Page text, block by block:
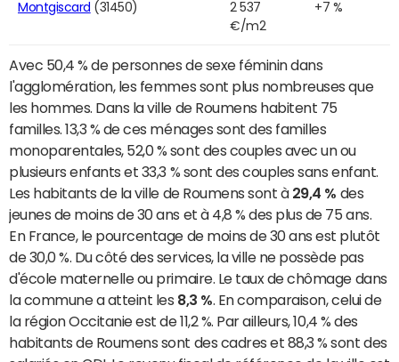
Montgiscard (31450)
2 537
€/m2
+7 %
Avec 50,4 % de personnes de sexe féminin dans
l'agglomération, les femmes sont plus nombreuses que
les hommes. Dans la ville de Roumens habitent 75
familles. 13,3 % de ces ménages sont des familles
monoparentales, 52,0 % sont des couples avec un ou
plusieurs enfants et 33,3 % sont des couples sans enfant.
Les habitants de la ville de Roumens sont à 29,4 % des
jeunes de moins de 30 ans et à 4,8 % des plus de 75 ans.
En France, le pourcentage de moins de 30 ans est plutôt
de 30,0 %. Du côté des services, la ville ne possède pas
d'école maternelle ou primaire. Le taux de chômage dans
la commune a atteint les 8,3 % . En comparaison, celui de
la région Occitanie est de 11,2 %. Par ailleurs, 10,4 % des
habitants de Roumens sont des cadres et 88,3 % sont des